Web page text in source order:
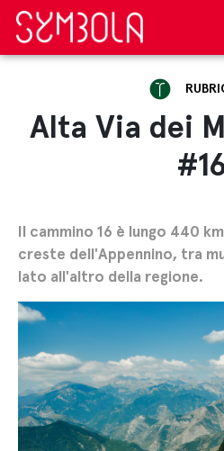
Alta Via dei
Il cammino 16 è lungo 440
creste dell'Appennino, tra
lato all'altro della regione.